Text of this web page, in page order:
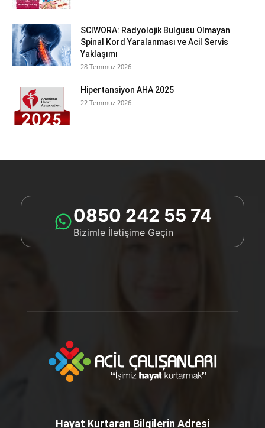
SCIWORA: Radyolojik Bulgusu Olmayan
Spinal Kord Yaralanması ve Acil Servis
Yaklaşımı
28 Temmuz 2026
Hipertansiyon AHA 2025
22 Temmuz 2026
0850 242 55 74
Bizimle İletişime Geçin
Hayat Kurtaran Bilgilerin Adresi